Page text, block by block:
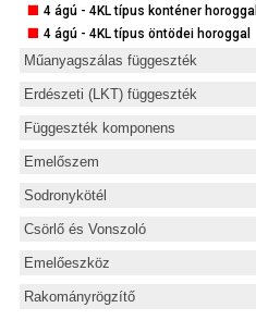
4 ágú - 4KL típus konténer horoggal
4 ágú - 4KL típus öntödei horoggal
Műanyagszálas függeszték
Emelőheveder
1 ágú poliészter függeszték
2 ágú poliészter függeszték
Erdészeti (LKT) függeszték
Erdészeti bekötőkötél
Erdészeti csörlőkötél
Függeszték komponens
Omega sekli
Patkó sekli
Patkó sekli csavaranyával
Minősített kötélszorító bilincs
Kötélszív
Emelőszem
Gyűrűscsavar DIN 580
Gyűrűscsavar 8.8
Gyűrűsanya 8.8
Csapágyazott emelőszem 8-291
Sodronykötél
1x19
6x7 IWRC
6x19 FC
Csörlő és Vonszoló
Horganyzott kézi emelő csörlő
Horganyzott kézi vontató csörlő
Emelőeszköz
Kézi láncos emelő
Rakományrögzítő